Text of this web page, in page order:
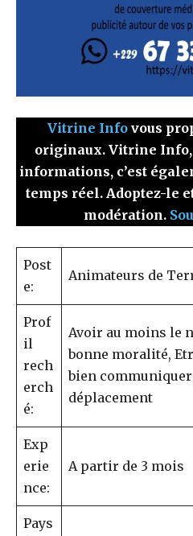
Vitrine Infovous
originaux. Vitrine Info,
informations, c’est
temps réel. Adoptez-le
modération.
Post
e:
Animateurs de
Prof
il
rech
erch
é:
Avoir au moins le
bonne moralité,
bien
déplacement
Exp
erie
nce:
A partir de 3 mois
Pays